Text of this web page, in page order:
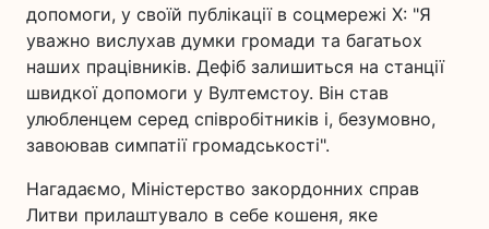
допомоги, у своїй публікації в соцмережі X: "Я
уважно вислухав думки громади та багатьох
наших працівників. Дефіб залишиться на станції
швидкої допомоги у Вултемстоу. Він став
улюбленцем серед співробітників і, безумовно,
завоював симпатії громадськості".
Нагадаємо, Міністерство закордонних справ
Литви прилаштувало в себе кошеня, яке